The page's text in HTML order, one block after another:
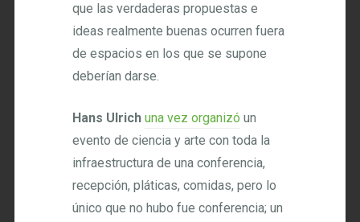
que las verdaderas propuestas e
ideas realmente buenas ocurren fuera
de espacios en los que se supone
deberían darse.
Hans Ulrich una vez organizó un
evento de ciencia y arte con toda la
infraestructura de una conferencia,
recepción, pláticas, comidas, pero lo
único que no hubo fue conferencia; un